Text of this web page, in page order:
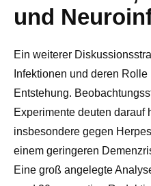
und
Ein weiterer
Infektionen und deren
Entstehung.
Experimente deuten darauf
insbesondere gegen
einem geringeren
Eine groß angelegte